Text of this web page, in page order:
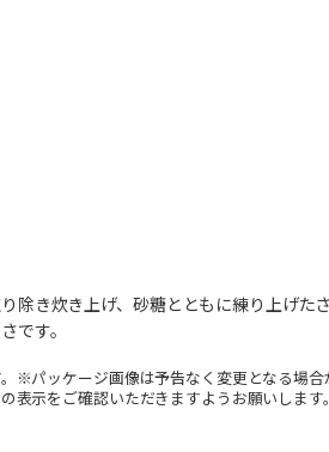
除き炊き上げ、砂糖とともに練り上げた
です。
※パッケージ画像は予告なく変更となる場
表示をご確認いただきますようお願いします。